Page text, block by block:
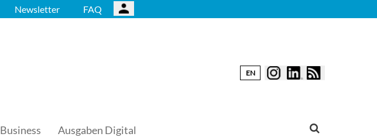
Newsletter FAQ
EN
Business Ausgaben Digital